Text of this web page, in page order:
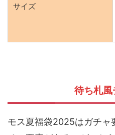
サイズ
待ち札風
モス夏福袋2025はガチャ